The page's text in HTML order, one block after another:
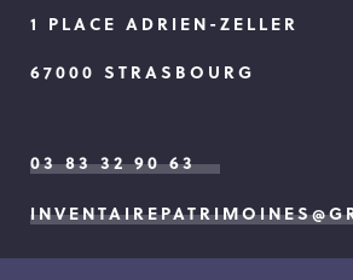
1 PLACE ADRIEN-ZELLER
67000 STRASBOURG
03 83 32 90 63